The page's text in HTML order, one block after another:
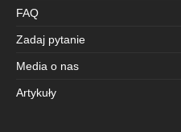
FAQ
Zadaj pytanie
Media o nas
Artykuły